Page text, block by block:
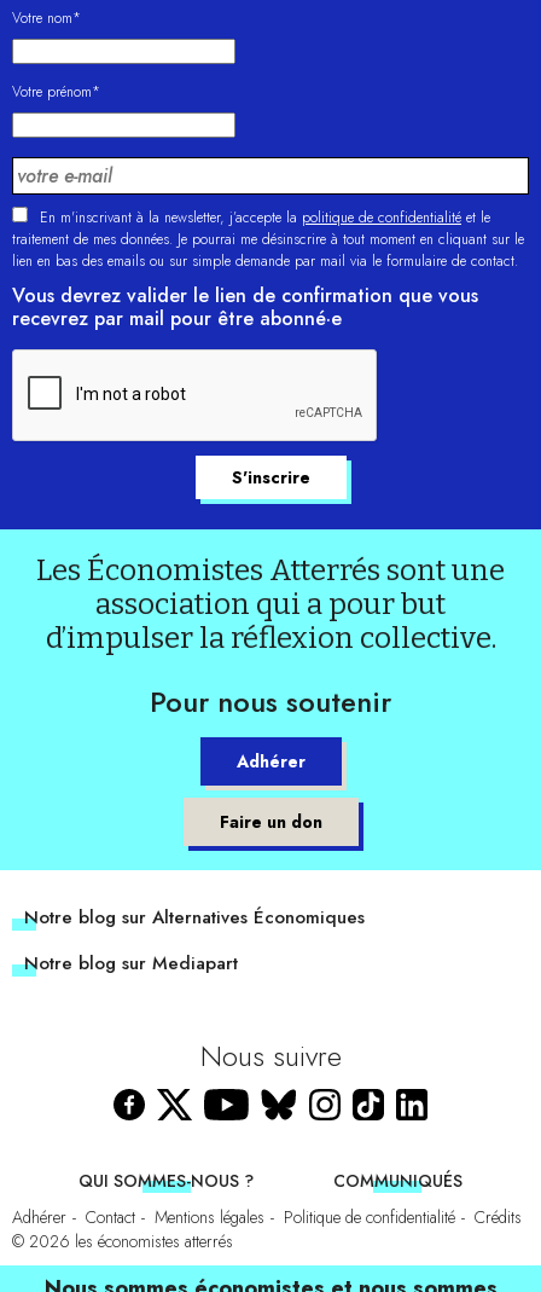
Votre nom*
Votre prénom*
En m'inscrivant à la newsletter, j’accepte la politique de confidentialité et le
traitement de mes données. Je pourrai me désinscrire à tout moment en cliquant sur le
lien en bas des emails ou sur simple demande par mail via le formulaire de contact.
Vous devrez valider le lien de confirmation que vous
recevrez par mail pour être abonné·e
Les Économistes Atterrés sont une
association qui a pour but
d’impulser la réflexion collective.
Pour nous soutenir
Adhérer
Faire un don
Notre blog sur Alternatives Économiques
Notre blog sur Mediapart
Nous suivre
QUI SOMMES-NOUS ?
COMMUNIQUÉS
Adhérer
Contact Mentions légales Politique de confidentialité
Crédits
© 2026 les économistes atterrés